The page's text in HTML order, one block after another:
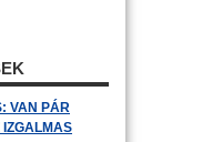
VAN PÁR
IZGALMAS